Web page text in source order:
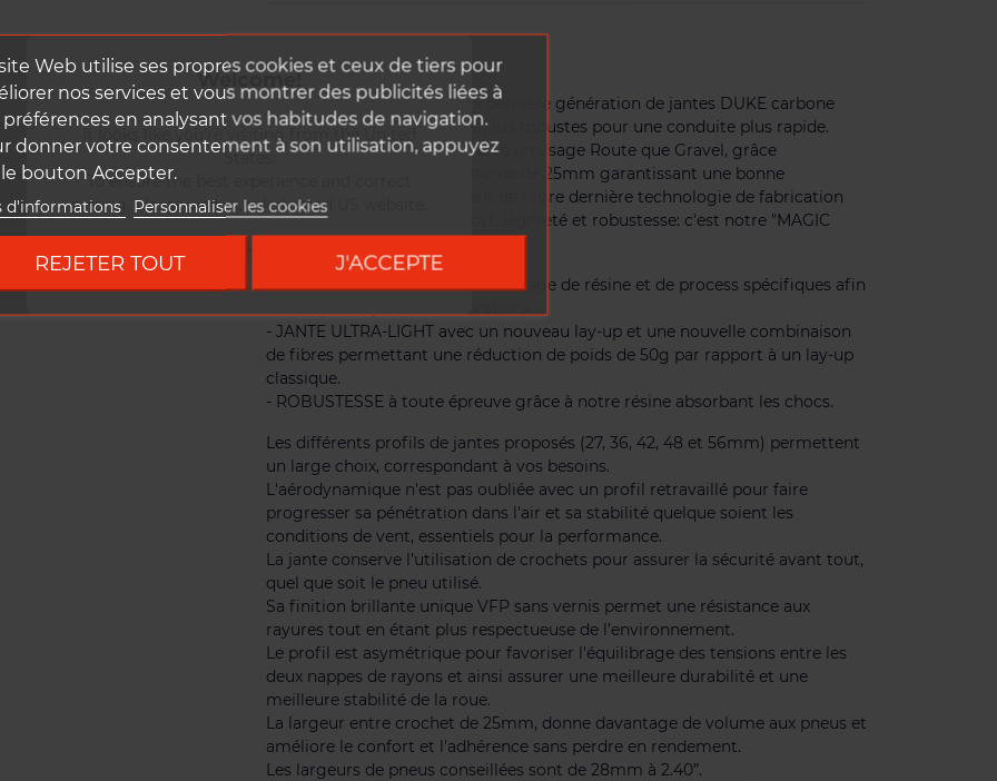
Welcome!
It looks like you're visiting from the United
States.
To ensure the best experience and correct
pricing, please visit our dedicated US website.
Go to DUKE US site
Les Baccara RX incarnent la dernière génération de jantes DUKE carbone
"ALL ROAD", plus légères et plus robustes pour une conduite plus rapide.
Elles sont adaptées aussi bien à un usage Route que Gravel, grâce
notamment à sa largeur interne de 25mm garantissant une bonne
polyvalence. Elles bénéficient de notre dernière technologie de fabrication
SLR2 qui allie à la fois confort, légèreté et robustesse: c'est notre "MAGIC
- CONFORT EXTRÊME grâce à l'usage de résine et de process spécifiques afin
- JANTE ULTRA-LIGHT avec un nouveau lay-up et une nouvelle combinaison
de fibres permettant une réduction de poids de 50g par rapport à un lay-up
classique.
- ROBUSTESSE à toute épreuve grâce à notre résine absorbant les chocs.
Les différents profils de jantes proposés (27, 36, 42, 48 et 56mm) permettent
un large choix, correspondant à vos besoins.
L'aérodynamique n'est pas oubliée avec un profil retravaillé pour faire
progresser sa pénétration dans l'air et sa stabilité quelque soient les
conditions de vent, essentiels pour la performance.
La jante conserve l’utilisation de crochets pour assurer la sécurité avant tout,
quel que soit le pneu utilisé.
Sa finition brillante unique VFP sans vernis permet une résistance aux
rayures tout en étant plus respectueuse de l’environnement.
Le profil est asymétrique pour favoriser l'équilibrage des tensions entre les
deux nappes de rayons et ainsi assurer une meilleure durabilité et une
meilleure stabilité de la roue.
La largeur entre crochet de 25mm, donne davantage de volume aux pneus et
améliore le confort et l'adhérence sans perdre en rendement.
Les largeurs de pneus conseillées sont de 28mm à 2.40”.
Web utilise ses propres cookies et ceux de tiers pour
nos services et vous montrer des publicités liées à
préférences en analysant vos habitudes de navigation.
donner votre consentement à son utilisation, appuyez
bouton Accepter.
d'informations Personnaliser les cookies
REJETER TOUT J'ACCEPTE